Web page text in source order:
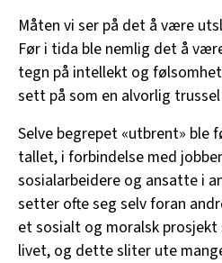
Måten vi ser på det å være
Før i tida ble nemlig det å
tegn på intellekt og
sett på som en alvorlig
Selve begrepet «utbrent» ble
tallet, i forbindelse med
sosialarbeidere og ansatte i
setter ofte seg selv foran
et sosialt og moralsk prosjekt
livet, og dette sliter ute